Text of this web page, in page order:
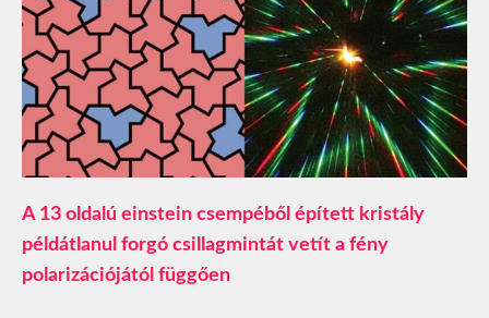
A 13 oldalú einstein csempéből épített kristály
példátlanul forgó csillagmintát vetít a fény
polarizációjától függően